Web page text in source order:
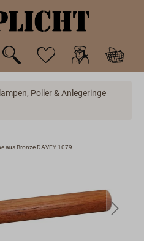
Poller & Anlegeringe
aus Bronze DAVEY 1079